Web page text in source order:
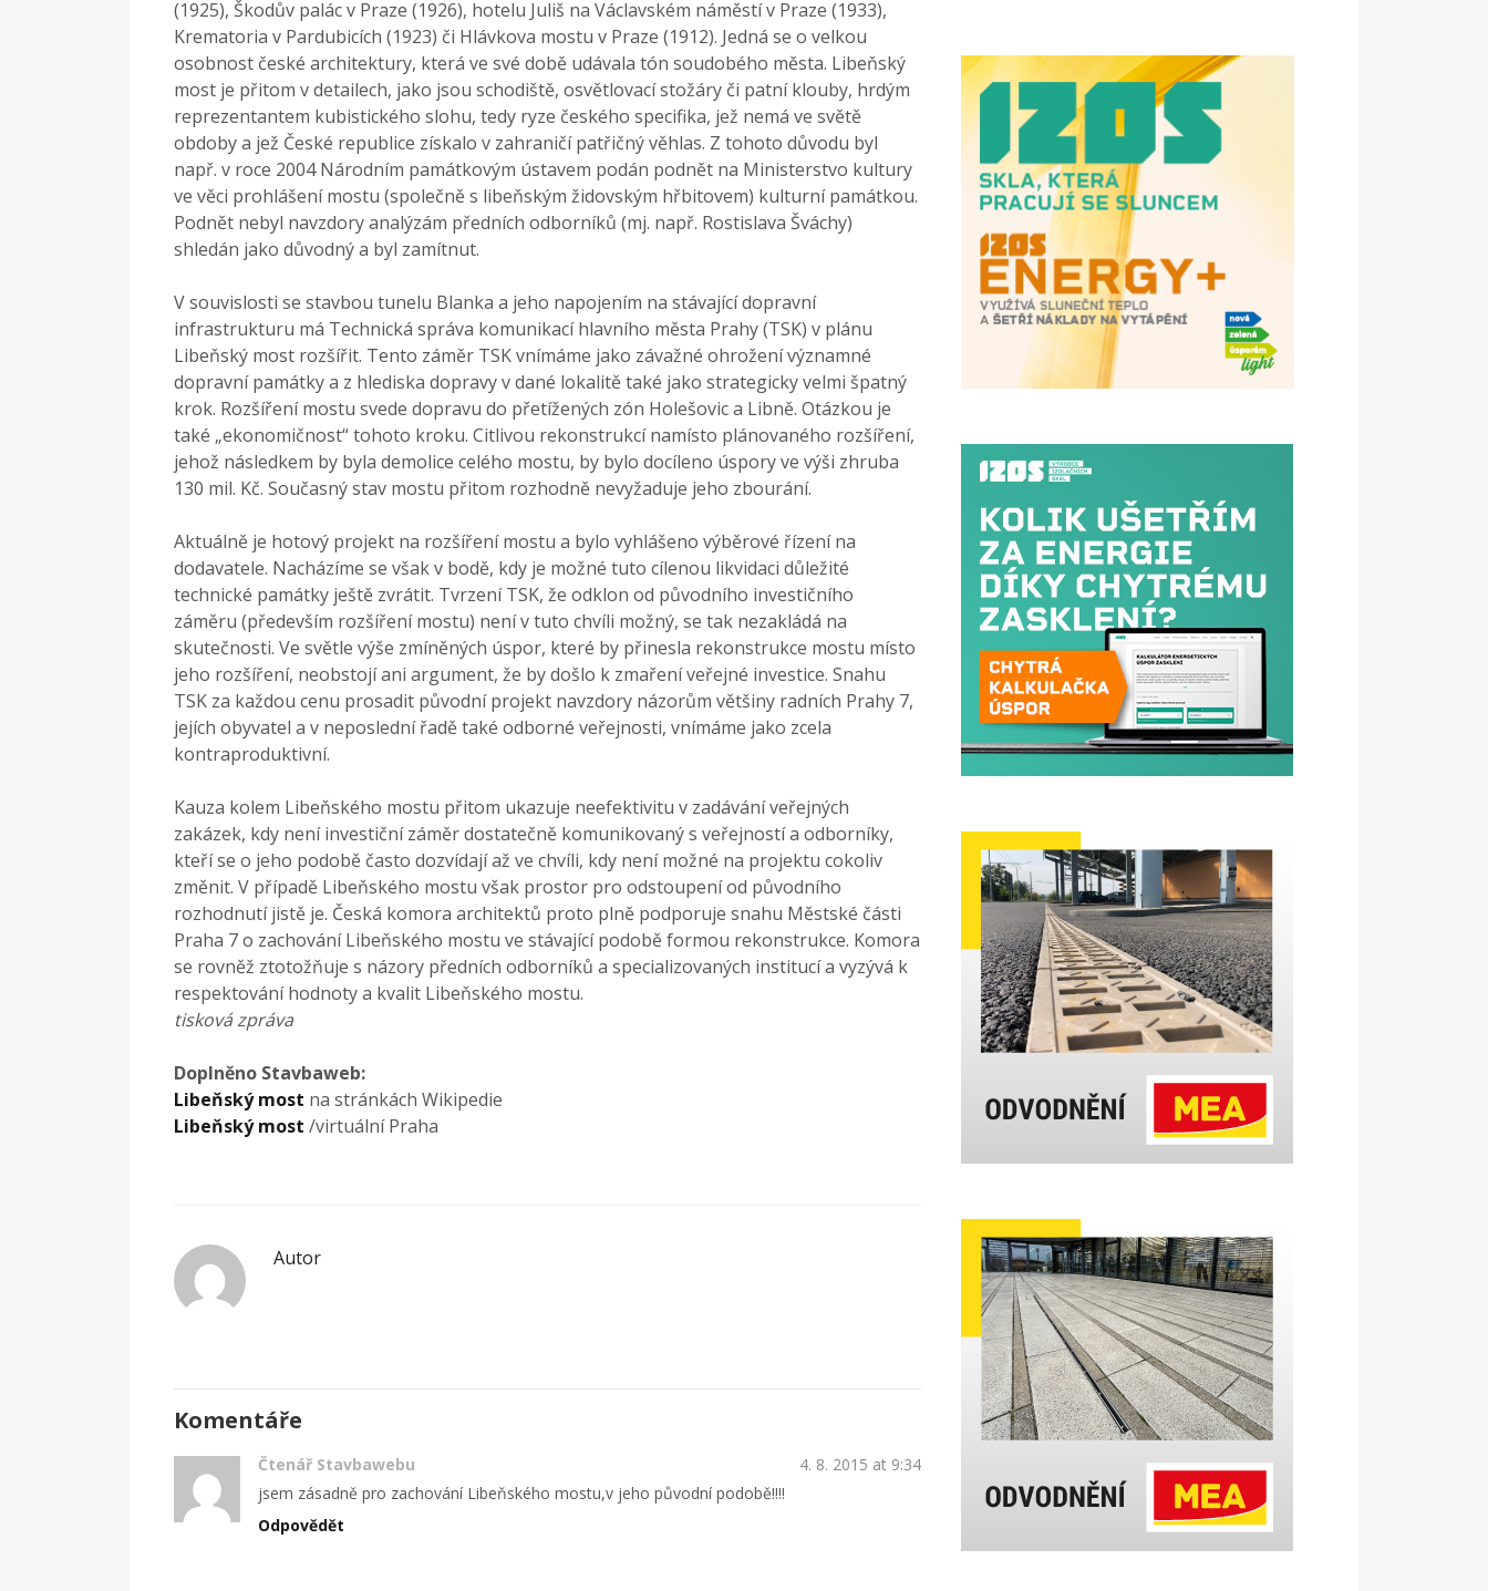
(1925), Škodův palác v Praze (1926), hotelu Juliš na Václavském náměstí v Praze (1933),
Krematoria v Pardubicích (1923) či Hlávkova mostu v Praze (1912). Jedná se o velkou
osobnost české architektury, která ve své době udávala tón soudobého města. Libeňský
most je přitom v detailech, jako jsou schodiště, osvětlovací stožáry či patní klouby, hrdým
reprezentantem kubistického slohu, tedy ryze českého specifika, jež nemá ve světě
obdoby a jež České republice získalo v zahraničí patřičný věhlas. Z tohoto důvodu byl
např. v roce 2004 Národním památkovým ústavem podán podnět na Ministerstvo kultury
ve věci prohlášení mostu (společně s libeňským židovským hřbitovem) kulturní památkou.
Podnět nebyl navzdory analýzám předních odborníků (mj. např. Rostislava Šváchy)
shledán jako důvodný a byl zamítnut.
V souvislosti se stavbou tunelu Blanka a jeho napojením na stávající dopravní
infrastrukturu má Technická správa komunikací hlavního města Prahy (TSK) v plánu
Libeňský most rozšířit. Tento záměr TSK vnímáme jako závažné ohrožení významné
dopravní památky a z hlediska dopravy v dané lokalitě také jako strategicky velmi špatný
krok. Rozšíření mostu svede dopravu do přetížených zón Holešovic a Libně. Otázkou je
také „ekonomičnost“ tohoto kroku. Citlivou rekonstrukcí namísto plánovaného rozšíření,
jehož následkem by byla demolice celého mostu, by bylo docíleno úspory ve výši zhruba
130 mil. Kč. Současný stav mostu přitom rozhodně nevyžaduje jeho zbourání.
Aktuálně je hotový projekt na rozšíření mostu a bylo vyhlášeno výběrové řízení na
dodavatele. Nacházíme se však v bodě, kdy je možné tuto cílenou likvidaci důležité
technické památky ještě zvrátit. Tvrzení TSK, že odklon od původního investičního
záměru (především rozšíření mostu) není v tuto chvíli možný, se tak nezakládá na
skutečnosti. Ve světle výše zmíněných úspor, které by přinesla rekonstrukce mostu místo
jeho rozšíření, neobstojí ani argument, že by došlo k zmaření veřejné investice. Snahu
TSK za každou cenu prosadit původní projekt navzdory názorům většiny radních Prahy 7,
jejích obyvatel a v neposlední řadě také odborné veřejnosti, vnímáme jako zcela
kontraproduktivní.
Kauza kolem Libeňského mostu přitom ukazuje neefektivitu v zadávání veřejných
zakázek, kdy není investiční záměr dostatečně komunikovaný s veřejností a odborníky,
kteří se o jeho podobě často dozvídají až ve chvíli, kdy není možné na projektu cokoliv
změnit. V případě Libeňského mostu však prostor pro odstoupení od původního
rozhodnutí jistě je. Česká komora architektů proto plně podporuje snahu Městské části
Praha 7 o zachování Libeňského mostu ve stávající podobě formou rekonstrukce. Komora
se rovněž ztotožňuje s názory předních odborníků a specializovaných institucí a vyzývá k
respektování hodnoty a kvalit Libeňského mostu.
tisková zpráva
Doplněno Stavbaweb:
Libeňský most na stránkách Wikipedie
Libeňský most /virtuální Praha
Autor
Komentáře
Čtenář Stavbawebu
4. 8. 2015 at 9:34
jsem zásadně pro zachování Libeňského mostu,v jeho původní podobě!!!!
Odpovědět